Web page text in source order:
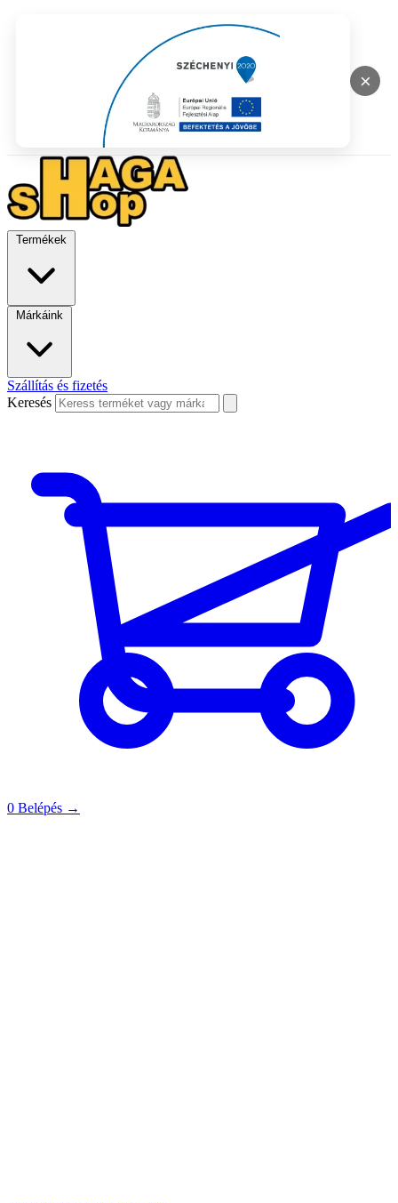
×
Termékek
Márkáink
Szállítás és fizetés
Keresés
0 Belépés →